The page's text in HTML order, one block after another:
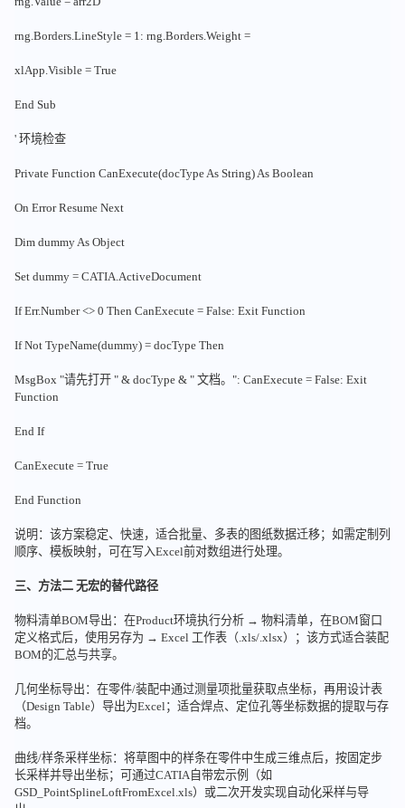
rng.Borders.LineStyle = 1: rng.Borders.Weight =
xlApp.Visible = True
End Sub
' 环境检查
Private Function CanExecute(docType As String) As Boolean
On Error Resume Next
Dim dummy As Object
Set dummy = CATIA.ActiveDocument
If Err.Number <> 0 Then CanExecute = False: Exit Function
If Not TypeName(dummy) = docType Then
MsgBox "请先打开 " & docType & " 文档。": CanExecute = False: Exit
Function
End If
CanExecute = True
End Function
说明：该方案稳定、快速，适合批量、多表的图纸数据迁移；如需定制列
顺序、模板映射，可在写入Excel前对数组进行处理。
三、方法二 无宏的替代路径
物料清单BOM导出：在Product环境执行分析 → 物料清单，在BOM窗口
定义格式后，使用另存为 → Excel 工作表（.xls/.xlsx）；该方式适合装配
BOM的汇总与共享。
几何坐标导出：在零件/装配中通过测量项批量获取点坐标，再用设计表
（Design Table）导出为Excel；适合焊点、定位孔等坐标数据的提取与存
档。
曲线/样条采样坐标：将草图中的样条在零件中生成三维点后，按固定步
长采样并导出坐标；可通过CATIA自带宏示例（如
GSD_PointSplineLoftFromExcel.xls）或二次开发实现自动化采样与导